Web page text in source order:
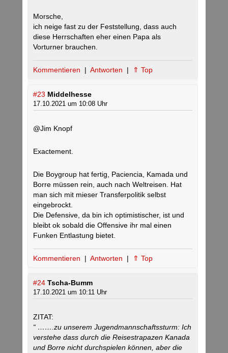
Morsche,
ich neige fast zu der Feststellung, dass auch
diese Herrschaften eher einen Papa als
Vorturner brauchen.
Kommentieren | Antworten | ⇑ Top
#23 Middelhesse
17.10.2021 um 10:08 Uhr
@Jim Knopf
Exactement.
Die Boygroup hat fertig, Paciencia, Kamada und
Borre müssen rein, auch nach Weltreisen. Hat
man sich mit mieser Transferpolitik selbst
eingebrockt.
Die Defensive, da bin ich optimistischer, ist und
bleibt ok sobald die Offensive ihr mal einen
Funken Entlastung bietet.
Kommentieren | Antworten | ⇑ Top
#24 Tscha-Bumm
17.10.2021 um 10:11 Uhr
ZITAT:
“ …….zu unserem Jugendmannschaftssturm: Ich
verstehe dass durch die Reisestrapazen Kanada
und Borre nicht durchspielen können, aber die